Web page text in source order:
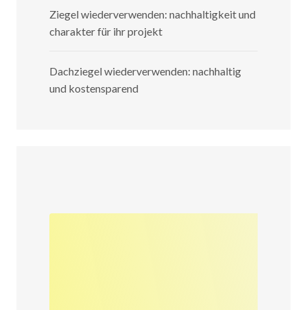
Ziegel wiederverwenden: nachhaltigkeit und
charakter für ihr projekt
Dachziegel wiederverwenden: nachhaltig
und kostensparend